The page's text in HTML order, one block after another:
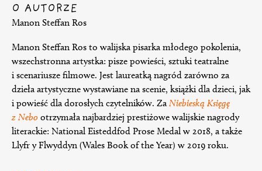
O AUTORZE
Manon Steffan Ros
Manon Steffan Ros to walijska pisarka młodego pokolenia,
wszechstronna artystka: pisze powieści, sztuki teatralne
i scenariusze filmowe. Jest laureatką nagród zarówno za
dzieła artystyczne wystawiane na scenie, książki dla dzieci, jak
i powieść dla dorosłych czytelników. ZaNiebieską Księgę
z Nebo otrzymała najbardziej prestiżowe walijskie nagrody
literackie: National Eisteddfod Prose Medal w 2018, a także
Llyfr y Flwyddyn (Wales Book of the Year) w 2019 roku.